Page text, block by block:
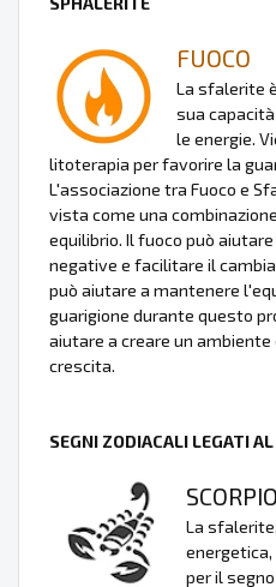
FUOCO
La sfalerite
sua
le energie.
litoterapia per favorire la
L'associazione tra Fuoco e
vista come una
equilibrio. Il fuoco può
negative e facilitare il
può aiutare a mantenere
guarigione durante questo
aiutare a creare un
crescita.
SEGNI ZODIACALI LEGATI
La
per il